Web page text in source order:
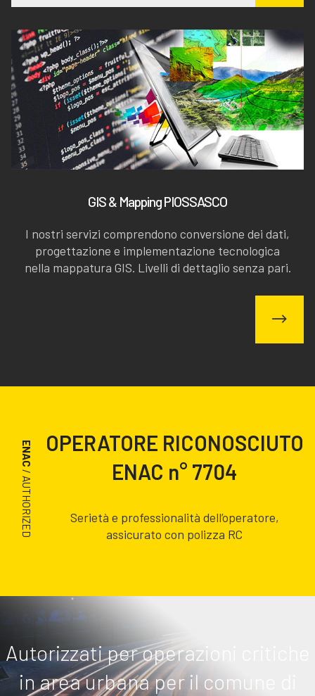
GIS & Mapping PIOSSASCO
I nostri servizi comprendono conversione dei dati,
progettazione e implementazione tecnologica
nella mappatura GIS. Livelli di dettaglio senza pari.
ENAC
/ AUTHORIZED
OPERATORE RICONOSCIUTO
ENAC n° 7704
Serietà e professionalità dell’operatore,
assicurato con polizza RC
Autorizzati per operazioni critiche
in area urbana per il comune di